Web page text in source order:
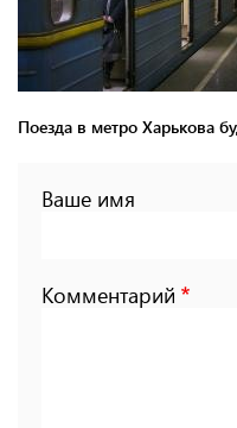
Поезда в метро Харькова
Ваше имя
Комментарий